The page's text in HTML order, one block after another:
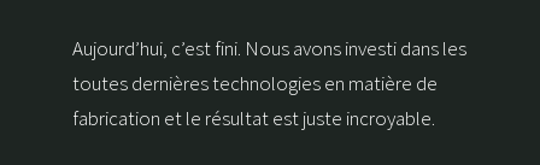
même en conditions extrêmes vous
assure confort et tranquillité.
Aujourd’hui, c’est fini. Nous avons investi dans les
toutes dernières technologies en matière de
fabrication et le résultat est juste incroyable.